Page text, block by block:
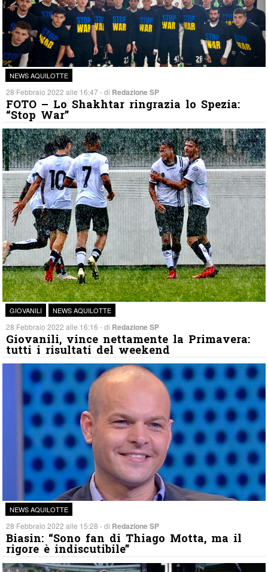
NEWS AQUILOTTE
28 Febbraio 2022 alle 16:47 - di Redazione SP
FOTO – Lo Shakhtar ringrazia lo Spezia:
“Stop War”
GIOVANILI NEWS AQUILOTTE
28 Febbraio 2022 alle 16:16 - di Redazione SP
Giovanili, vince nettamente la Primavera:
tutti i risultati del weekend
NEWS AQUILOTTE
28 Febbraio 2022 alle 15:28 - di Redazione SP
Biasin: “Sono fan di Thiago Motta, ma il
rigore è indiscutibile”